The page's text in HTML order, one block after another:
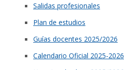
Salidas profesionales
Plan de estudios
Guías docentes 2025/2026
Calendario Oficial 2025-2026